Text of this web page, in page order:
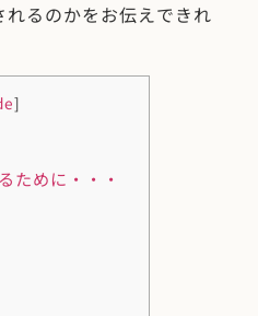
るのかをお伝えできれ
]
ために・・・